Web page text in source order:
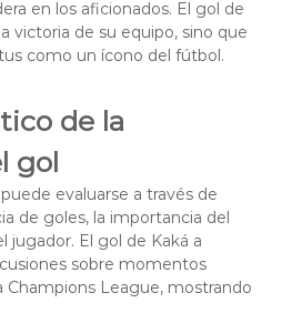
en los aficionados. El gol de
victoria de su equipo, sino que
como un ícono del fútbol.
de la
gol
evaluarse a través de
de goles, la importancia del
jugador. El gol de Kaká a
sobre momentos
Champions League, mostrando